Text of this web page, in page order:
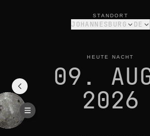
STANDORT
JOHANNESBURG DE
HEUTE NACHT
09.
2026